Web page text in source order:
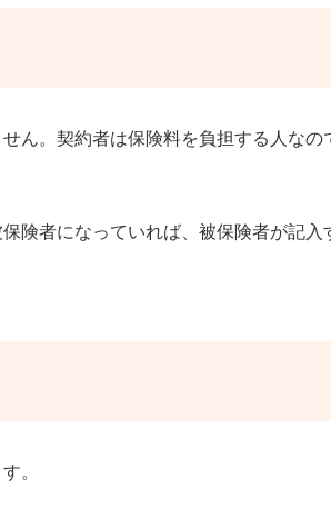
ん。契約者は保険料を負担する人なの
険者になっていれば、被保険者が記入
。